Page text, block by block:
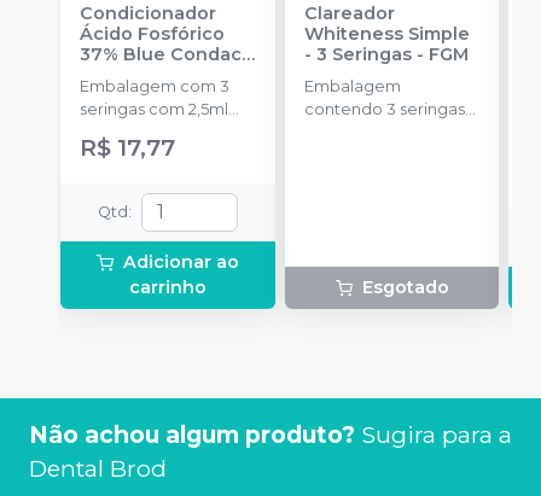
Condicionador
Ácido Fosfórico
37% Blue Condac-
FGM
Embalagem com 3
seringas com 2,5ml
ponteiras para
R$ 17,77
Qtd :
Adicionar ao
carrinho
Clareador
Whiteness Simple
- 3 Seringas- FGM
Embalagem
contendo 3 seringas
Esgotado
Não achou algum produto? Sugira para a
Dental Brod